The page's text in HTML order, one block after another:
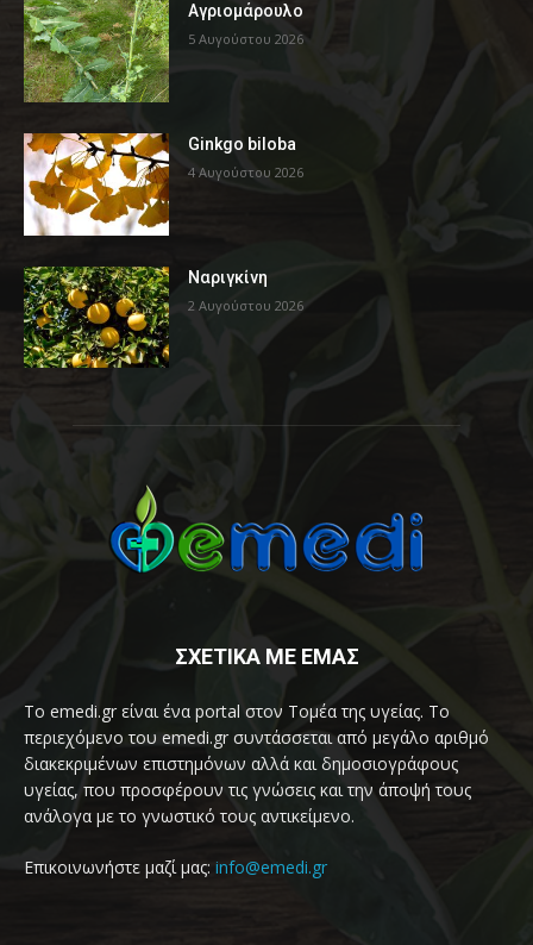
Αγριομάρουλο
5 Αυγούστου 2026
Ginkgo biloba
4 Αυγούστου 2026
Ναριγκίνη
2 Αυγούστου 2026
ΣΧΕΤΙΚΑ ΜΕ ΕΜΑΣ
Το emedi.gr είναι ένα portal στον Τομέα της υγείας. Το
περιεχόμενο του emedi.gr συντάσσεται από μεγάλο αριθμό
διακεκριμένων επιστημόνων αλλά και δημοσιογράφους
υγείας, που προσφέρουν τις γνώσεις και την άποψή τους
ανάλογα με το γνωστικό τους αντικείμενο.
Επικοινωνήστε μαζί μας: info@emedi.gr